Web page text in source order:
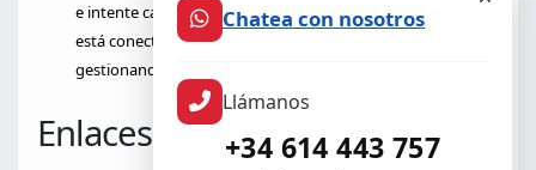
e intente cambiarlo por otro. Asegúrese de que el cliente
está conectado correctamente al punto final SSE y está
gestionando el flujo de eventos.
Enlaces relacionados
Chatea con nosotros
Llámanos
+34 614 443 757